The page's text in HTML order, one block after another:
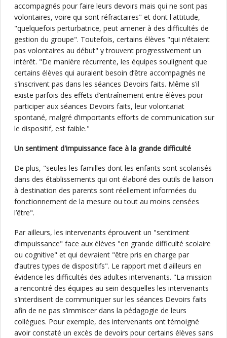
accompagnés pour faire leurs devoirs mais qui ne sont pas
volontaires, voire qui sont réfractaires" et dont l'attitude,
"quelquefois perturbatrice, peut amener à des difficultés de
gestion du groupe". Toutefois, certains élèves "qui n’étaient
pas volontaires au début" y trouvent progressivement un
intérêt. "De manière récurrente, les équipes soulignent que
certains élèves qui auraient besoin d’être accompagnés ne
s’inscrivent pas dans les séances Devoirs faits. Même s’il
existe parfois des effets d’entraînement entre élèves pour
participer aux séances Devoirs faits, leur volontariat
spontané, malgré d’importants efforts de communication sur
le dispositif, est faible."
Un sentiment d'impuissance face à la grande difficulté
De plus, "seules les familles dont les enfants sont scolarisés
dans des établissements qui ont élaboré des outils de liaison
à destination des parents sont réellement informées du
fonctionnement de la mesure ou tout au moins censées
l’être".
Par ailleurs, les intervenants éprouvent un "sentiment
d’impuissance" face aux élèves "en grande difficulté scolaire
ou cognitive" et qui devraient "être pris en charge par
d’autres types de dispositifs". Le rapport met d'ailleurs en
évidence les difficultés des adultes intervenants. "La mission
a rencontré des équipes au sein desquelles les intervenants
s’interdisent de communiquer sur les séances Devoirs faits
afin de ne pas s’immiscer dans la pédagogie de leurs
collègues. Pour exemple, des intervenants ont témoigné
avoir constaté un excès de devoirs pour certains élèves sans